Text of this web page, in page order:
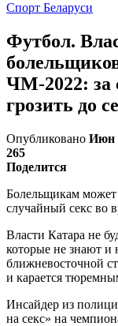
Спорт Беларуси
Футбол.
ЧМ-2022: за
грозить до
Опубликовано Июн
265
Поделится
Болельщикам может
случайный секс во
Власти Катара не
которые не знают и
ближневосточной
и карается
Инсайдер из
на секс» на